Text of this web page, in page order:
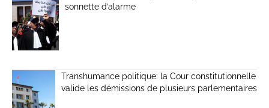
sonnette d’alarme
Transhumance politique: la Cour constitutionnelle
valide les démissions de plusieurs parlementaires